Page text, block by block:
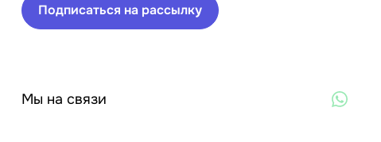
Подписаться на рассылку
Мы на связи